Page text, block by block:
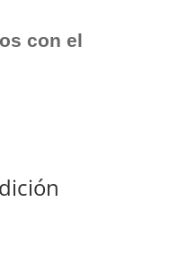
con el